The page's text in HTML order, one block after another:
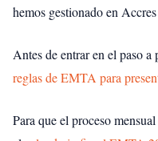
hemos gestionado en
Antes de entrar en el paso
reglas de EMTA para
Para que el proceso